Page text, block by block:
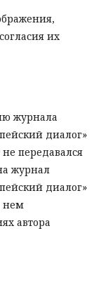
их
журнала
диалог»
передавался
журнал
диалог»
нем
автора